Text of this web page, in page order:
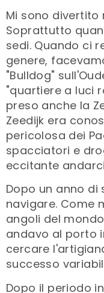
Mi sono divertito
Soprattutto
sedi. Quando ci
genere,
"Bulldog"
"quartiere a luci
preso anche la
Zeedijk era
pericolosa dei
spacciatori e
eccitante
Dopo un anno di
navigare. Come
angoli del
andavo al porto
cercare
successo
Dopo il periodo